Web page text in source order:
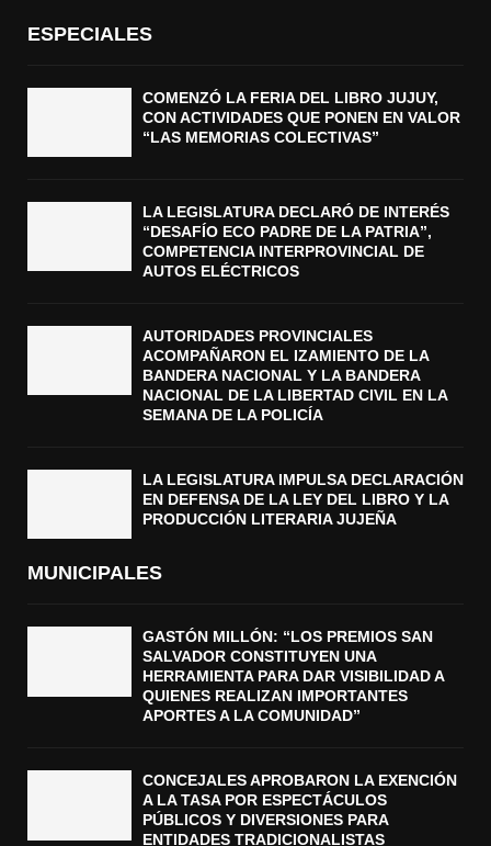
ESPECIALES
COMENZÓ LA FERIA DEL LIBRO JUJUY,
CON ACTIVIDADES QUE PONEN EN VALOR
“LAS MEMORIAS COLECTIVAS”
LA LEGISLATURA DECLARÓ DE INTERÉS
“DESAFÍO ECO PADRE DE LA PATRIA”,
COMPETENCIA INTERPROVINCIAL DE
AUTOS ELÉCTRICOS
AUTORIDADES PROVINCIALES
ACOMPAÑARON EL IZAMIENTO DE LA
BANDERA NACIONAL Y LA BANDERA
NACIONAL DE LA LIBERTAD CIVIL EN LA
SEMANA DE LA POLICÍA
LA LEGISLATURA IMPULSA DECLARACIÓN
EN DEFENSA DE LA LEY DEL LIBRO Y LA
PRODUCCIÓN LITERARIA JUJEÑA
MUNICIPALES
GASTÓN MILLÓN: “LOS PREMIOS SAN
SALVADOR CONSTITUYEN UNA
HERRAMIENTA PARA DAR VISIBILIDAD A
QUIENES REALIZAN IMPORTANTES
APORTES A LA COMUNIDAD”
CONCEJALES APROBARON LA EXENCIÓN
A LA TASA POR ESPECTÁCULOS
PÚBLICOS Y DIVERSIONES PARA
ENTIDADES TRADICIONALISTAS